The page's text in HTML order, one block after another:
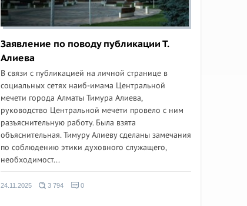
Заявление по поводу публикации Т.
Алиева
В связи с публикацией на личной странице в
социальных сетях наиб-имама Центральной
мечети города Алматы Тимура Алиева,
руководство Центральной мечети провело с ним
разъяснительную работу. Была взята
объяснительная. Тимуру Алиеву сделаны замечания
по соблюдению этики духовного служащего,
необходимост...
24.11.2025 3 794 0